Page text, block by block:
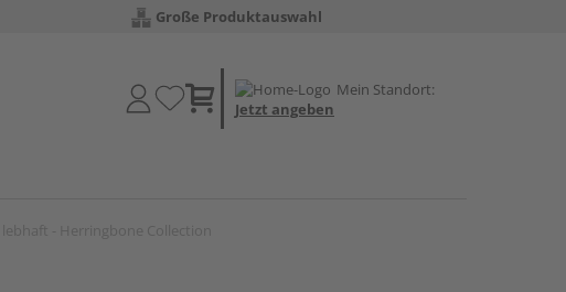
Große Produktauswahl
Mein Standort:
Jetzt angeben